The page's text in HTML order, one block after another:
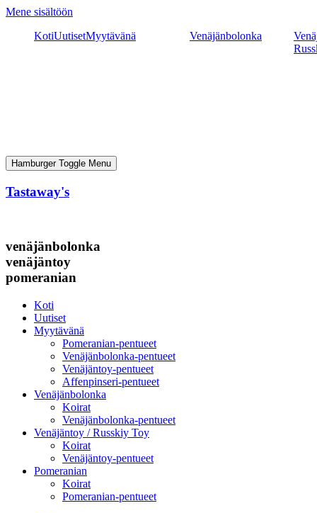
Mene sisältöön
KotiUutisetMyytävänä Venäjänbolonka
Hamburger Toggle Menu
Tastaway's
venäjänbolonka
venäjäntoy
pomeranian
Koti
Uutiset
Myytävänä
Pomeranian-pentueet
Venäjänbolonka-pentueet
Venäjäntoy-pentueet
Affenpinseri-pentueet
Venäjänbolonka
Koirat
Venäjänbolonka-pentueet
Venäjäntoy / Russkiy Toy
Koirat
Venäjäntoy-pentueet
Pomeranian
Koirat
Pomeranian-pentueet